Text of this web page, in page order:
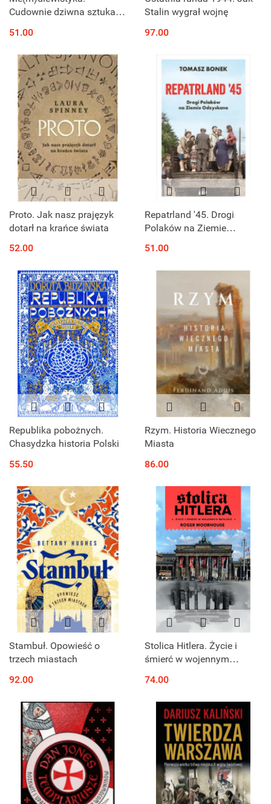
Cudownie dziwna sztuka
51.00
Stalin wygrał wojnę
97.00
Proto. Jak nasz prajęzyk
dotarł na krańce świata
52.00
Repatrland '45. Drogi
Polaków na Ziemie
51.00
Republika pobożnych.
Chasydzka historia Polski
55.50
Rzym. Historia Wiecznego
Miasta
86.00
Stambuł. Opowieść o
trzech miastach
92.00
Stolica Hitlera. Życie i
śmierć w wojennym
74.00